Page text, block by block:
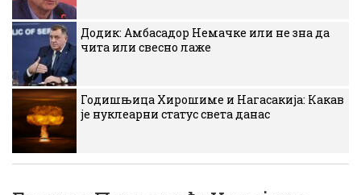
Додик: Амбасадор Немачке или не зна да
чита или свесно лаже
Годишњица Хирошиме и Нагасакија: Какав
је нуклеарни статус света данас